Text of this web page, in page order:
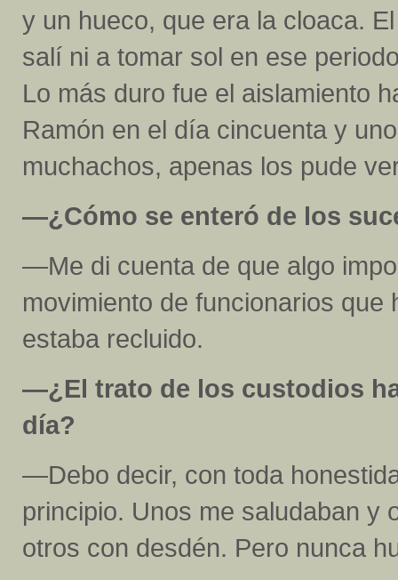
y un hueco, que era la cloaca.
salí ni a tomar sol en ese
Lo más duro fue el aislamiento
Ramón en el día cincuenta y
muchachos, apenas los pude
—¿Cómo se enteró de los
—Me di cuenta de que algo
movimiento de funcionarios
estaba recluido.
—¿El trato de los custodios
día?
—Debo decir, con toda
principio. Unos me saludaban y
otros con desdén. Pero nunca